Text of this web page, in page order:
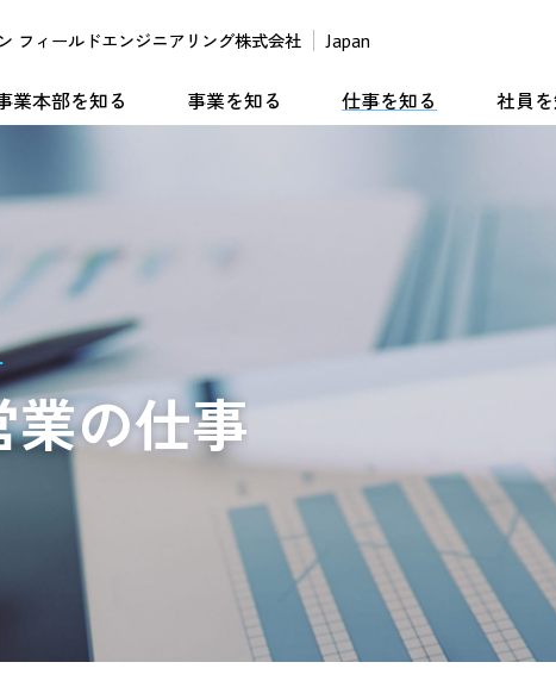
フィールドエンジニアリング株式会社 Japan
業本部を知る 事業を知る 仕事を知る 社員
の仕事